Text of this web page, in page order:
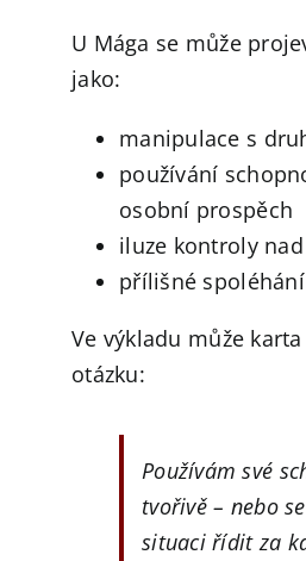
U Mága se může
jako:
manipulace s
používání
osobní prospěch
iluze kontroly
přílišné
Ve výkladu může
otázku:
Používám své
tvořivě – nebo
situaci řídit za